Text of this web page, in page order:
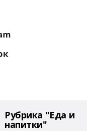
Рубрика "Еда и
напитки"